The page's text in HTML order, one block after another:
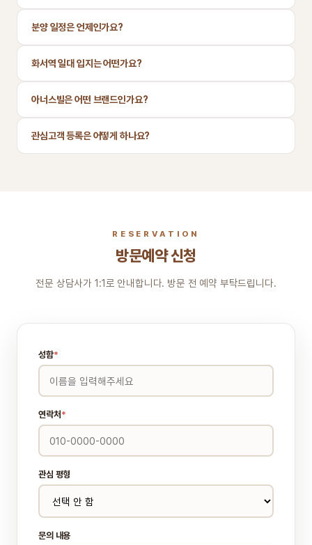
분양 일정은 언제인가요?
화서역 일대 입지는 어떤가요?
아너스빌은 어떤 브랜드인가요?
관심고객 등록은 어떻게 하나요?
RESERVATION
방문예약 신청
전문 상담사가 1:1로 안내합니다. 방문 전 예약 부탁드립니다.
성함*
연락처 *
관심 평형
문의 내용